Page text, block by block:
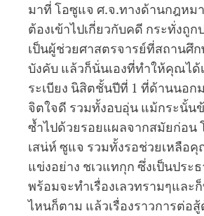
มาที่ โอซูแจ ศ.จ.ทางด้านกฎหม
ต้องเข้าไปเกี่ยวกับคดี กระทั่งถู
เป็นผู้ช่วยศาสตรจารย์ที่สถานศึ
บังคับ แล้วก็นั่นเองที่ทำให้คุณได้
ระเบียง นิสิตชั้นปีที่ 1 ที่ด้านนอก
จิตใจดี รวมทั้งอบอุ่น แม้กระนั้น
ซ้ำไปด้วยรอยแผลจากสมัยก่อน
เสน่ห์ ซูแจ รวมทั้งรอช่วยเหลือ
แข่งอย่าง ชเวแทกุก ซึ่งเป็นประ
พร้อมจะทำเรื่องเลวทรามๆและ
ไหนก็ตาม แล้วเรื่องราวการต่อ